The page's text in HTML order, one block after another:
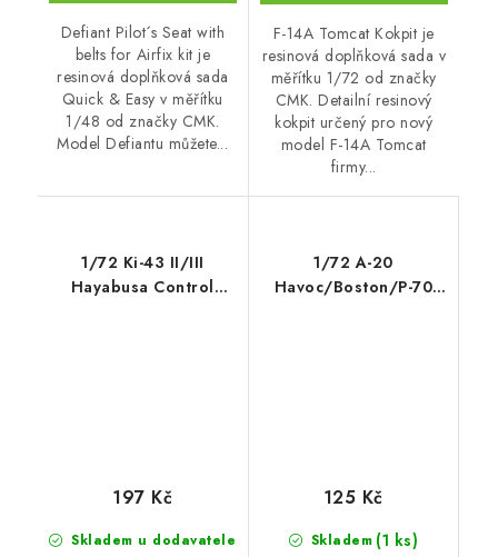
Defiant Pilot´s Seat with
belts for Airfix kit je
resinová doplňková sada
Quick & Easy v měřítku
1/48 od značky CMK.
Model Defiantu můžete...
F-14A Tomcat Kokpit je
resinová doplňková sada v
měřítku 1/72 od značky
CMK. Detailní resinový
kokpit určený pro nový
model F-14A Tomcat
firmy...
1/72 Ki-43 II/III
Hayabusa Control
Skladem u dodavatele
197 Kč
1/72 A-20
Havoc/Boston/P-70
Skladem (1 ks)
125 Kč